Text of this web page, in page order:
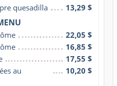
quesadilla 13,29 $
22,05 $
16,85 $
17,55 $
au
10,20 $